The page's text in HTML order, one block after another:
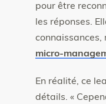
pour être
les réponses.
micro-
En réalité, ce
détails. «